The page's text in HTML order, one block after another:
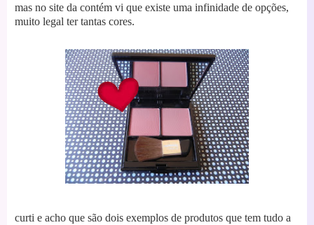
mas no site da contém vi que existe uma infinidade de opções,
muito legal ter tantas cores.
curti e acho que são dois exemplos de produtos que tem tudo a